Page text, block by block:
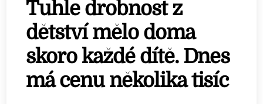
Tuhle drobnost z
dětství mělo doma
skoro každé dítě. Dnes
má cenu několika tisíc